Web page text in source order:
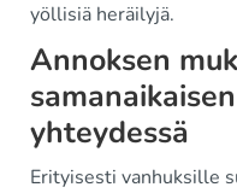
yöllisiä heräilyjä.
Annoksen
yhteydessä
Erityisesti vanhuksille